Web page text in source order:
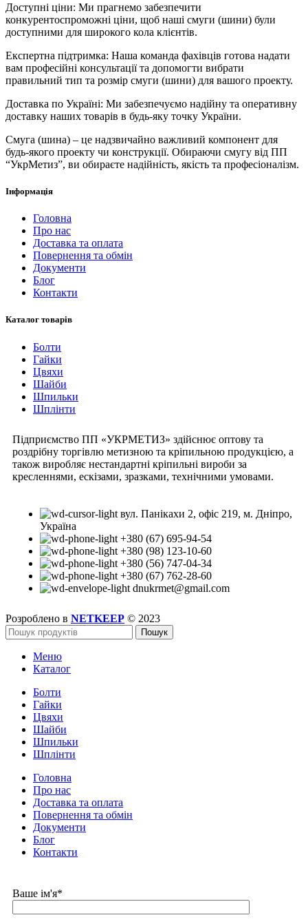
Доступні ціни: Ми прагнемо забезпечити
конкурентоспроможні ціни, щоб наші смуги (шини) були
доступними для широкого кола клієнтів.
Експертна підтримка: Наша команда фахівців готова надати
вам професійні консультації та допомогти вибрати
правильний тип та розмір смуги (шини) для вашого проекту.
Доставка по Україні: Ми забезпечуємо надійну та оперативну
доставку наших товарів в будь-яку точку України.
Смуга (шина) – це надзвичайно важливий компонент для
будь-якого проекту чи конструкції. Обираючи смугу від ПП
“УкрМетиз”, ви обираєте надійність, якість та професіоналізм.
Інформація
Головна
Про нас
Доставка та оплата
Повернення та обмін
Документи
Блог
Контакти
Каталог товарів
Болти
Гайки
Цвяхи
Шайби
Шпильки
Шплінти
Підприємство ПП «УКРМЕТИЗ» здійснює оптову та
роздрібну торгівлю метизною та кріпильною продукцією, а
також виробляє нестандартні кріпильні вироби за
кресленнями, ескізами, зразками, технічними умовами.
вул. Панікахи 2, офіс 219, м. Дніпро,
Україна
+380 (67) 695-94-54
+380 (98) 123-10-60
+380 (56) 747-04-34
+380 (67) 762-28-60
dnukrmet@gmail.com
Розроблено в NETKEEP © 2023
Пошук
Меню
Каталог
Болти
Гайки
Цвяхи
Шайби
Шпильки
Шплінти
Головна
Про нас
Доставка та оплата
Повернення та обмін
Документи
Блог
Контакти
Ваше ім'я*